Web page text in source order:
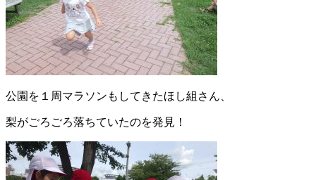
公園を１周マラソンもしてきたほし組さん、
梨がごろごろ落ちていたのを発見！